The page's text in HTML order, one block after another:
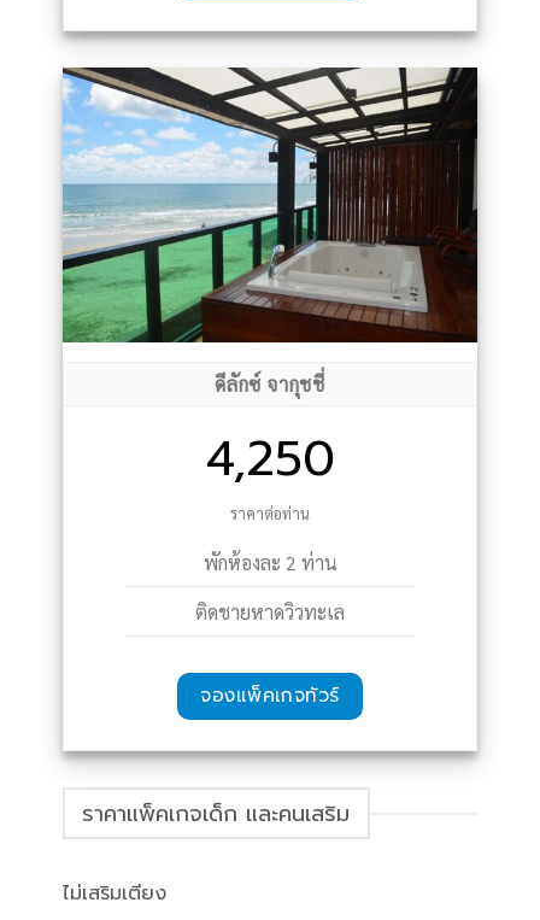
ดีลักซ์ จากุชชี่
4,250
ราคาต่อท่าน
พักห้องละ 2 ท่าน
ติดชายหาดวิวทะเล
จองแพ็คเกจทัวร์
ราคาแพ็คเกจเด็ก และคนเสริม
ไม่เสริมเตียง